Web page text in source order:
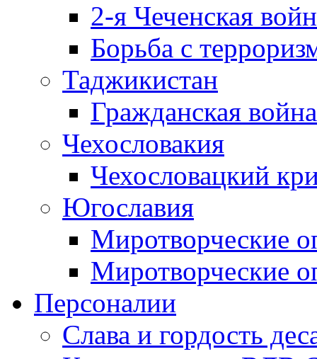
2-я Чеченская
Борьба с
Таджикистан
Гражданская
Чехословакия
Чехословацкий
Югославия
Миротворческие
Миротворческие
Персоналии
Слава и гордость